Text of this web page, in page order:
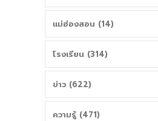
แม่ฮ่องสอน (14)
โรงเรียน (314)
ข่าว (622)
ความรู้ (471)